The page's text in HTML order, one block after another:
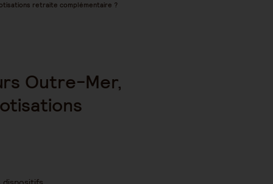
retraite complémentaire ?
Outre-Mer,